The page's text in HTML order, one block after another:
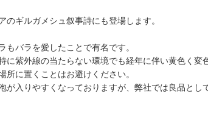
ギルガメシュ叙事詩にも登場します。
もバラを愛したことで有名です。
紫外線の当たらない環境でも経年に伴い黄色く
に置くことはお避けください。
が入りやすくなっておりますが、弊社では良品とし